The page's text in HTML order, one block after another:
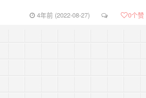
4年前 (2022-08-27) 0个赞